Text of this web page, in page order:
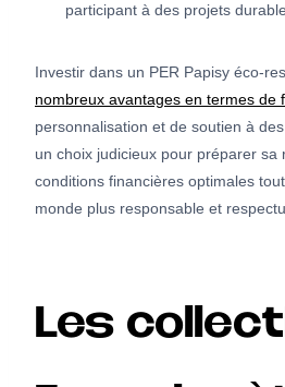
participant à des projets
Investir dans un PER Papisy éco-
nombreux avantages en termes de
personnalisation et de soutien à
un choix judicieux pour préparer sa
conditions financières optimales
monde plus responsable et
Les